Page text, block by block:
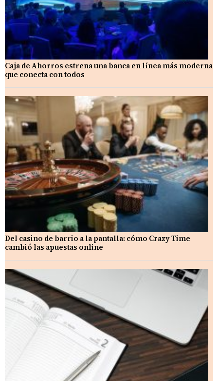
Caja de Ahorros estrena una banca en línea más moderna
que conecta con todos
Del casino de barrio a la pantalla: cómo Crazy Time
cambió las apuestas online